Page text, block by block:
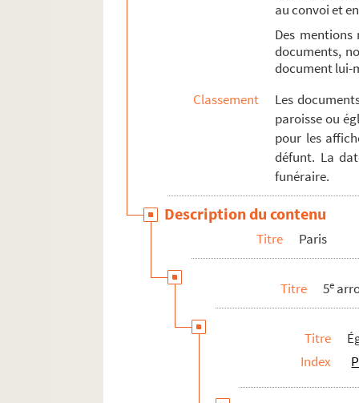
au convoi et
Des
documents,
document lui-
Classement
Les
paroisse ou
pour les
défunt. La
funéraire.
Description du contenu
Titre Paris
Titre 5e
Titre
Index